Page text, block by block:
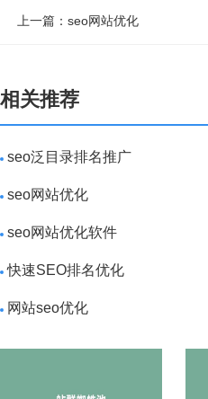
上一篇：seo网站优化
相关推荐
seo泛目录排名推广
seo网站优化
seo网站优化软件
快速SEO排名优化
网站seo优化